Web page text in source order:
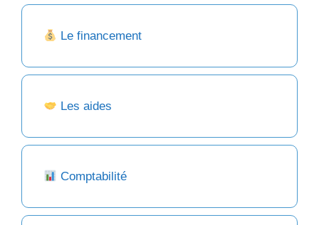
Le financement
Les aides
Comptabilité